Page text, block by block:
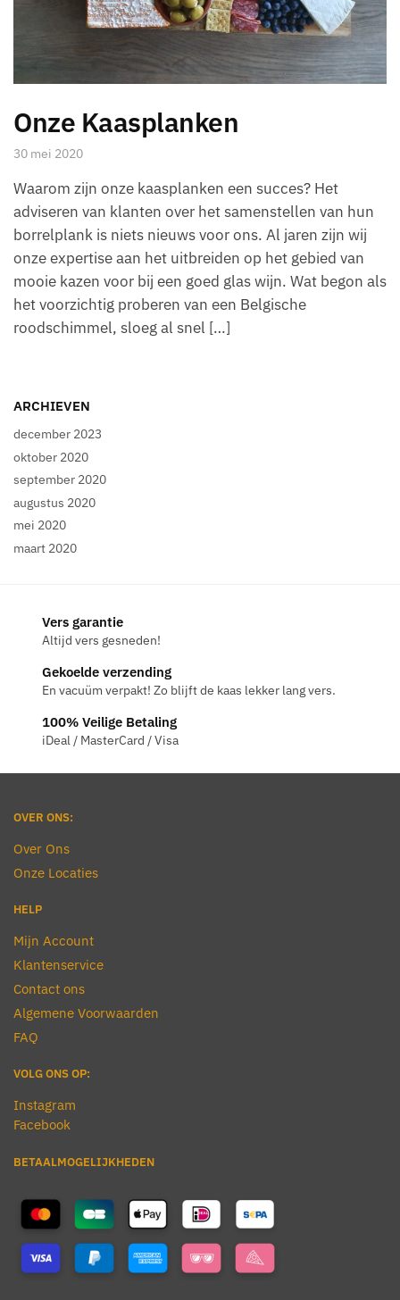
Onze Kaasplanken
30 mei 2020
Waarom zijn onze kaasplanken een succes? Het
adviseren van klanten over het samenstellen van hun
borrelplank is niets nieuws voor ons. Al jaren zijn wij
onze expertise aan het uitbreiden op het gebied van
mooie kazen voor bij een goed glas wijn. Wat begon als
het voorzichtig proberen van een Belgische
roodschimmel, sloeg al snel […]
ARCHIEVEN
december 2023
oktober 2020
september 2020
augustus 2020
mei 2020
maart 2020
Vers garantie
Altijd vers gesneden!
Gekoelde verzending
En vacuüm verpakt! Zo blijft de kaas lekker lang vers.
100% Veilige Betaling
iDeal / MasterCard / Visa
OVER ONS:
Over Ons
Onze Locaties
HELP
Mijn Account
Klantenservice
Contact ons
Algemene Voorwaarden
FAQ
VOLG ONS OP:
Instagram
Facebook
BETAALMOGELIJKHEDEN